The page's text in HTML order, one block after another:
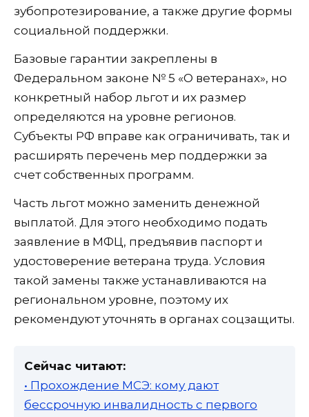
зубопротезирование, а также другие формы
социальной поддержки.
Базовые гарантии закреплены в
Федеральном законе № 5 «О ветеранах», но
конкретный набор льгот и их размер
определяются на уровне регионов.
Субъекты РФ вправе как ограничивать, так и
расширять перечень мер поддержки за
счет собственных программ.
Часть льгот можно заменить денежной
выплатой. Для этого необходимо подать
заявление в МФЦ, предъявив паспорт и
удостоверение ветерана труда. Условия
такой замены также устанавливаются на
региональном уровне, поэтому их
рекомендуют уточнять в органах соцзащиты.
Сейчас читают:
• Прохождение МСЭ: кому дают
бессрочную инвалидность с первого